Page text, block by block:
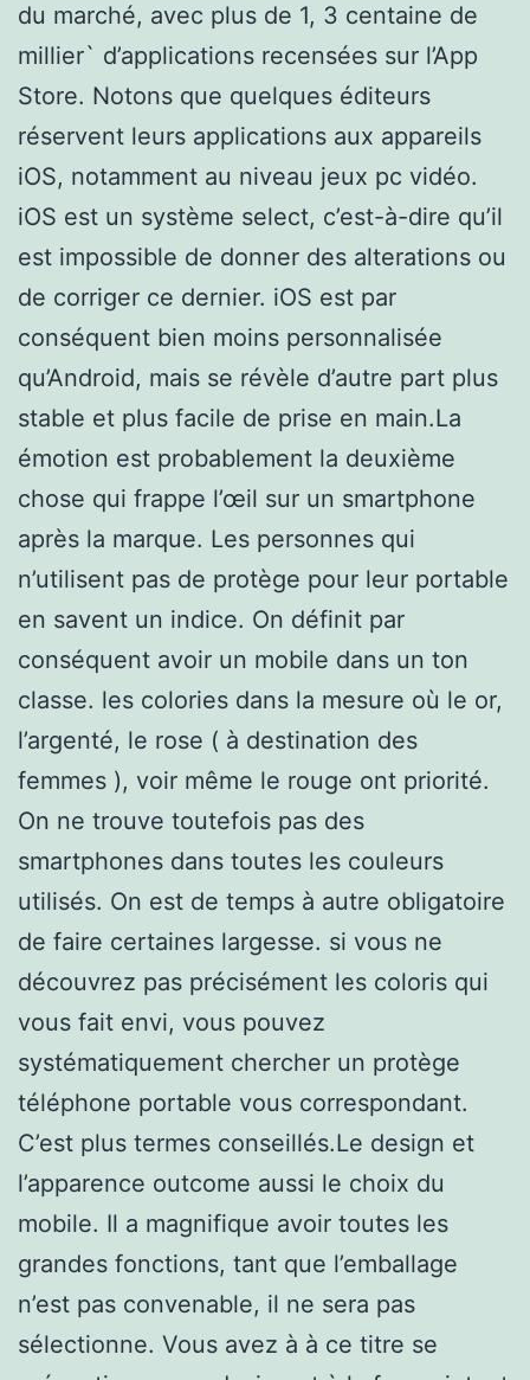
du marché, avec plus de 1, 3 centaine de
millier` d’applications recensées sur l’App
Store. Notons que quelques éditeurs
réservent leurs applications aux appareils
iOS, notamment au niveau jeux pc vidéo.
iOS est un système select, c’est-à-dire qu’il
est impossible de donner des alterations ou
de corriger ce dernier. iOS est par
conséquent bien moins personnalisée
qu’Android, mais se révèle d’autre part plus
stable et plus facile de prise en main.La
émotion est probablement la deuxième
chose qui frappe l’œil sur un smartphone
après la marque. Les personnes qui
n’utilisent pas de protège pour leur portable
en savent un indice. On définit par
conséquent avoir un mobile dans un ton
classe. les colories dans la mesure où le or,
l’argenté, le rose ( à destination des
femmes ), voir même le rouge ont priorité.
On ne trouve toutefois pas des
smartphones dans toutes les couleurs
utilisés. On est de temps à autre obligatoire
de faire certaines largesse. si vous ne
découvrez pas précisément les coloris qui
vous fait envi, vous pouvez
systématiquement chercher un protège
téléphone portable vous correspondant.
C’est plus termes conseillés.Le design et
l’apparence outcome aussi le choix du
mobile. Il a magnifique avoir toutes les
grandes fonctions, tant que l’emballage
n’est pas convenable, il ne sera pas
sélectionne. Vous avez à à ce titre se